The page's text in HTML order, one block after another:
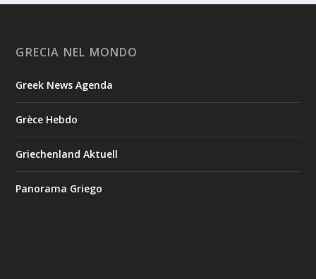
GRECIA NEL MONDO
Greek News Agenda
Grèce Hebdo
Griechenland Aktuell
Panorama Griego